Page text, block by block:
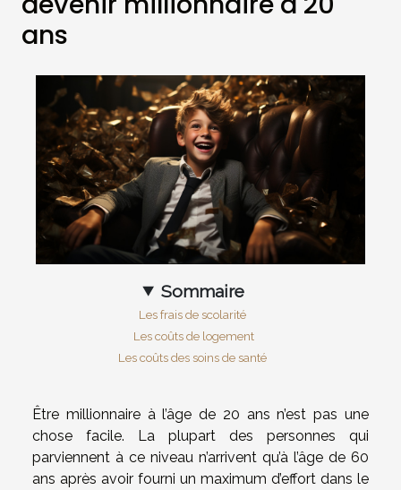
ans
Sommaire
Les frais de scolarité
Les coûts de logement
Les coûts des soins de santé
Être millionnaire à l’âge de 20 ans n’est pas une
chose facile. La plupart des personnes qui
parviennent à ce niveau n’arrivent qu’à l’âge de 60
ans après avoir fourni un maximum d’effort dans le